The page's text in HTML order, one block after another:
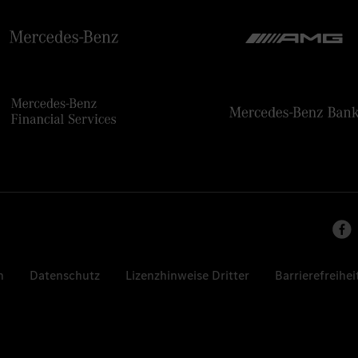
Datenschutz Lizenzhinweise Dritter